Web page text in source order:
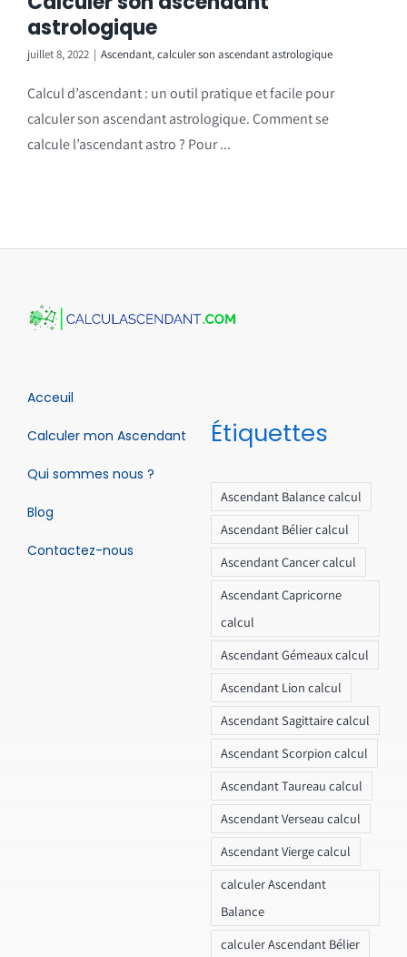
astrologique
juillet 8, 2022 | Ascendant,calculer son ascendant astrologique
Calcul d’ascendant : un outil pratique et facile pour
calculer son ascendant astrologique. Comment se
calcule l’ascendant astro ? Pour ...
Acceuil
Calculer mon Ascendant
Qui sommes nous ?
Blog
Contactez-nous
Étiquettes
Ascendant Balance calcul
Ascendant Bélier calcul
Ascendant Cancer calcul
Ascendant Capricorne
calcul
Ascendant Gémeaux calcul
Ascendant Lion calcul
Ascendant Sagittaire calcul
Ascendant Scorpion calcul
Ascendant Taureau calcul
Ascendant Verseau calcul
Ascendant Vierge calcul
calculer Ascendant
Balance
calculer Ascendant Bélier